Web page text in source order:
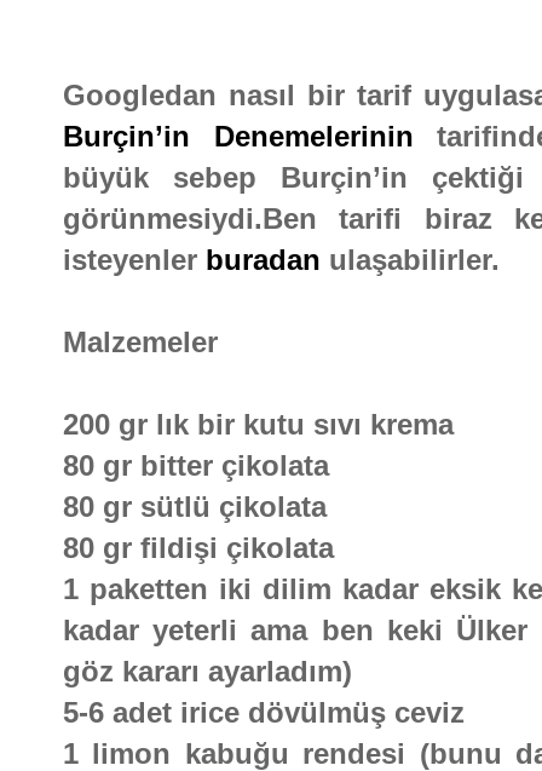
Googledan nasıl bir tarif
Burçin’in Denemelerinin
büyük sebep Burçin’in
görünmesiydi.Ben tarifi biraz
isteyenler buradan ulaşabilirler.
Malzemeler
200 gr lık bir kutu sıvı krema
80 gr bitter çikolata
80 gr sütlü çikolata
80 gr fildişi çikolata
1 paketten iki dilim kadar eksik
kadar yeterli ama ben keki Ülker
göz kararı ayarladım)
5-6 adet irice dövülmüş ceviz
1 limon kabuğu rendesi (bunu